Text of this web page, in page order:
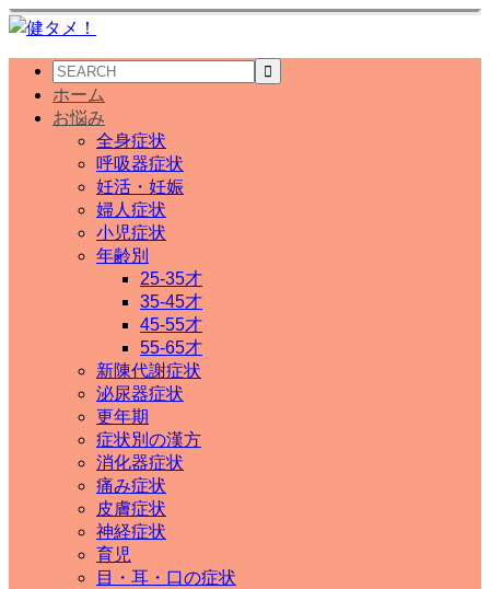
ホーム
お悩み
全身症状
呼吸器症状
妊活・妊娠
婦人症状
小児症状
年齢別
25-35才
35-45才
45-55才
55-65才
新陳代謝症状
泌尿器症状
更年期
症状別の漢方
消化器症状
痛み症状
皮膚症状
神経症状
育児
目・耳・口の症状